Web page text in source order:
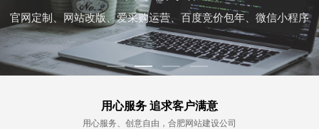
官网定制、网站改版、爱采购运营、百度竞价包年、微信小程序
用心服务 追求客户满意
用心服务、创意自由，合肥网站建设公司